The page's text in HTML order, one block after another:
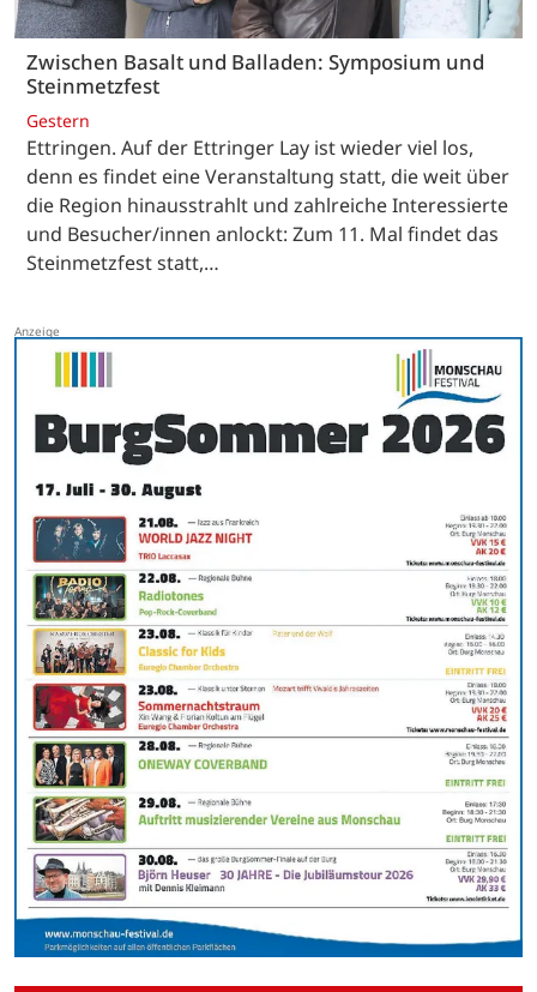
Zwischen Basalt und Balladen: Symposium und
Steinmetzfest
Gestern
Ettringen. Auf der Ettringer Lay ist wieder viel los,
denn es findet eine Veranstaltung statt, die weit über
die Region hinausstrahlt und zahlreiche Interessierte
und Besucher/innen anlockt: Zum 11. Mal findet das
Steinmetzfest statt,…